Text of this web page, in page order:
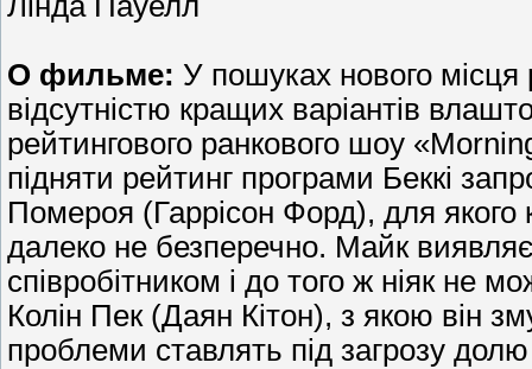
О фильме: У пошуках нового
відсутністю кращих варіантів
рейтингового ранкового шоу
підняти рейтинг програми Беккі
Помероя (Гаррісон Форд), для
далеко не безперечно. Майк
співробітником і до того ж ніяк не
Колін Пек (Даян Кітон), з якою він
проблеми ставлять під загрозу